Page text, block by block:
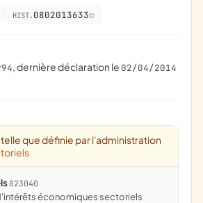
HIST. 0802013633
, dernière déclaration le 02/04/2014
que définie par l'administration
023040
économiques sectoriels